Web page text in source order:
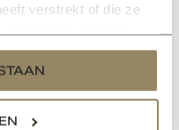
verstrekt of die ze